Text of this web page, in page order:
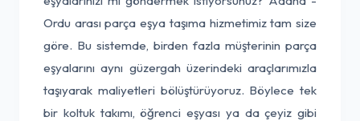
Ordu arası parça eşya taşıma hizmetimiz tam size
göre. Bu sistemde, birden fazla müşterinin parça
eşyalarını aynı güzergah üzerindeki araçlarımızla
taşıyarak maliyetleri bölüştürüyoruz. Böylece tek
bir koltuk takımı, öğrenci eşyası ya da çeyiz gibi